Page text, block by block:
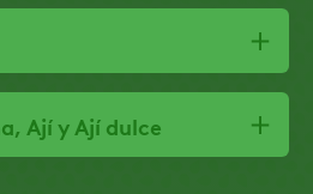
Ají y Ají dulce